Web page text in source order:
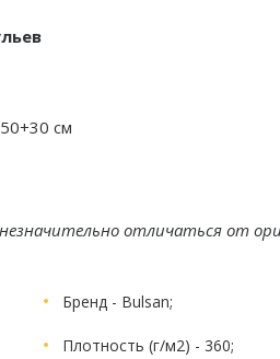
см
отличаться от
Бренд - Bulsan;
Плотность (г/м2) - 360;